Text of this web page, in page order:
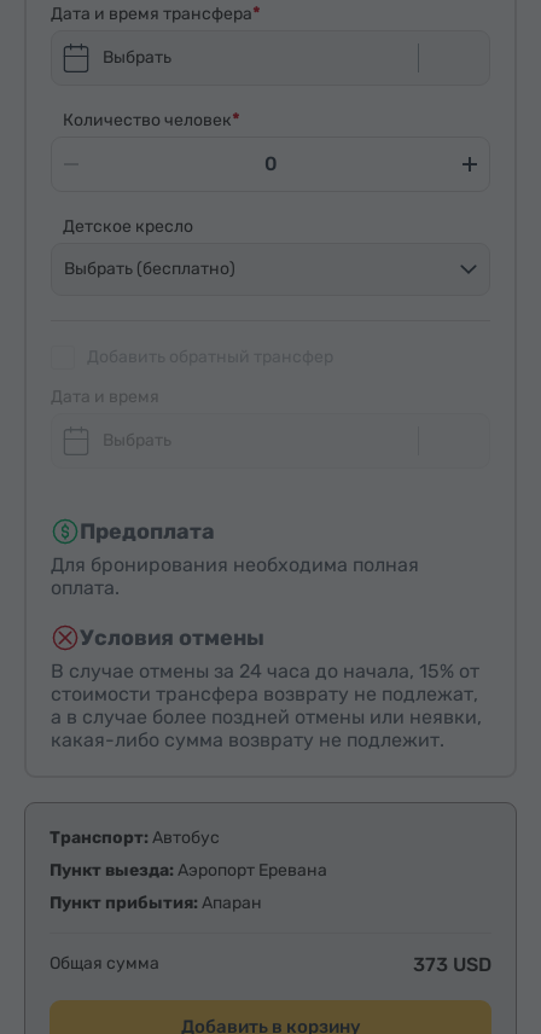
Дата и время трансфера
Выбрать
Количество человек
Детское кресло
Выбрать (бесплатно)
Дата и время
Выбрать
Предоплата
Для бронирования необходима полная
оплата.
Условия отмены
В случае отмены за 24 часа до начала, 15% от
стоимости трансфера возврату не подлежат,
а в случае более поздней отмены или неявки,
какая-либо сумма возврату не подлежит.
Транспорт: Автобус
Пункт выезда: Аэропорт Еревана
Пункт прибытия: Апаран
Общая сумма 373 USD
Добавить в корзину